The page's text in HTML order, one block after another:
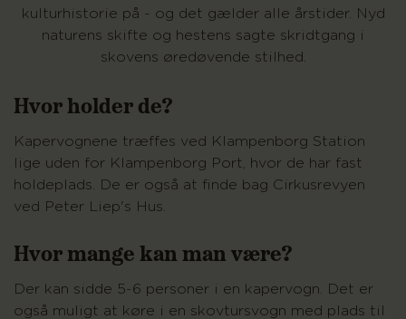
kulturhistorie på - og det gælder alle årstider. Nyd
naturens skifte og hestens sagte skridtgang i
skovens øredøvende stilhed.
Hvor holder de?
Kapervognene træffes ved Klampenborg Station
lige uden for Klampenborg Port, hvor de har fast
holdeplads. De er også at finde bag Cirkusrevyen
ved Peter Liep's Hus.
Hvor mange kan man være?
Der kan sidde 5-6 personer i en kapervogn. Det er
også muligt at køre i en skovtursvogn med plads til